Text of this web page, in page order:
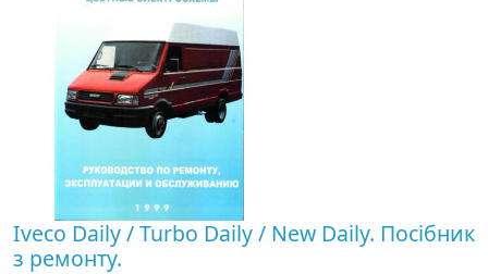
Iveco Daily / Turbo Daily / New Daily. Посібник
з ремонту.